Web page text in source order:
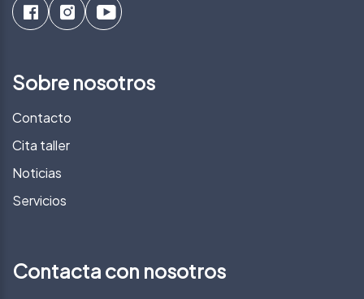
Sobre nosotros
Contacto
Cita taller
Noticias
Servicios
Contacta con nosotros